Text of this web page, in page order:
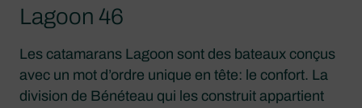
Lagoon 46
Les catamarans Lagoon sont des bateaux conçus
avec un mot d’ordre unique en tête: le confort. La
division de Bénéteau qui les construit appartient